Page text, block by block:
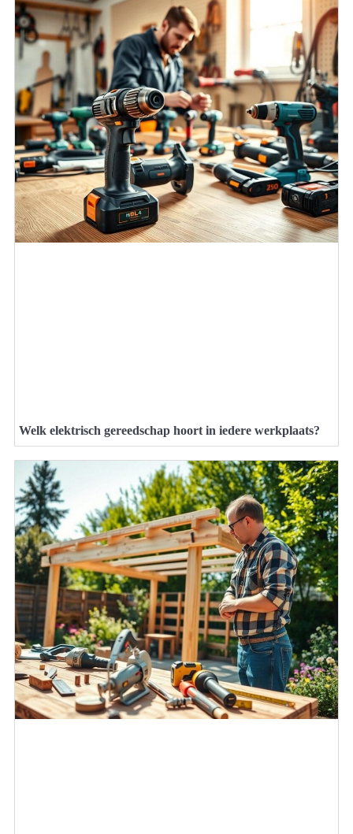
Welk elektrisch gereedschap hoort in iedere werkplaats?